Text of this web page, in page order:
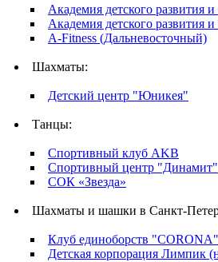
Академия детского развития
Академия детского развития
A-Fitness (Дальневосточный)
Шахматы:
Детский центр "Юникея"
Танцы:
Спортивный клуб AKB
Спортивный центр "Динамит"
СОК «Звезда»
Шахматы и шашки в Санкт-
Клуб единоборств "CORONA"
Детская корпорация Лимпик